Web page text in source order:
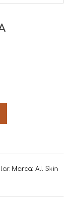
. Marca: All Skin